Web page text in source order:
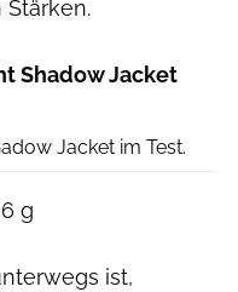
Shadow Jacket
Jacket im Test.
g
ist,